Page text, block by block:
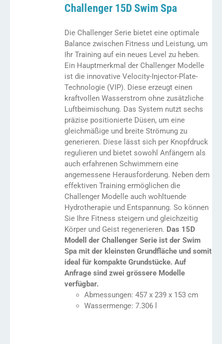
Challenger 15D Swim Spa
Die Challenger Serie bietet eine optimale
Balance zwischen Fitness und Leistung, um
Ihr Training auf ein neues Level zu heben.
Ein Hauptmerkmal der Challenger Modelle
ist die innovative Velocity-Injector-Plate-
Technologie (VIP). Diese erzeugt einen
kraftvollen Wasserstrom ohne zusätzliche
Luftbeimischung. Das System nutzt sechs
präzise positionierte Düsen, um eine
gleichmäßige und breite Strömung zu
generieren. Diese lässt sich per Knopfdruck
regulieren und bietet sowohl Anfängern als
auch erfahrenen Schwimmern eine
angemessene Herausforderung. Neben dem
effektiven Training ermöglichen die
Challenger Modelle auch wohltuende
Hydrotherapie und Entspannung. So können
Sie Ihre Fitness steigern und gleichzeitig
Körper und Geist regenerieren. Das 15D
Modell der Challenger Serie ist der Swim
Spa mit der kleinsten Grundfläche und somit
ideal für kompakte Grundstücke. Auf
Anfrage sind zwei grössere Modelle
verfügbar.
Abmessungen: 457 x 239 x 153 cm
Wassermenge: 7.306 l